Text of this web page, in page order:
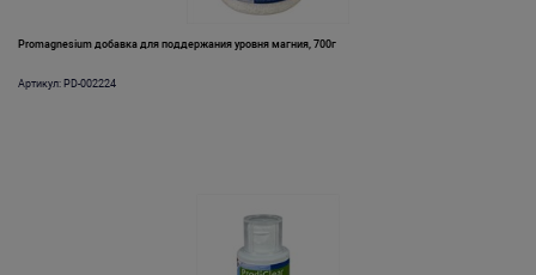
Promagnesium добавка для поддержания уровня магния, 700г
Артикул: PD-002224